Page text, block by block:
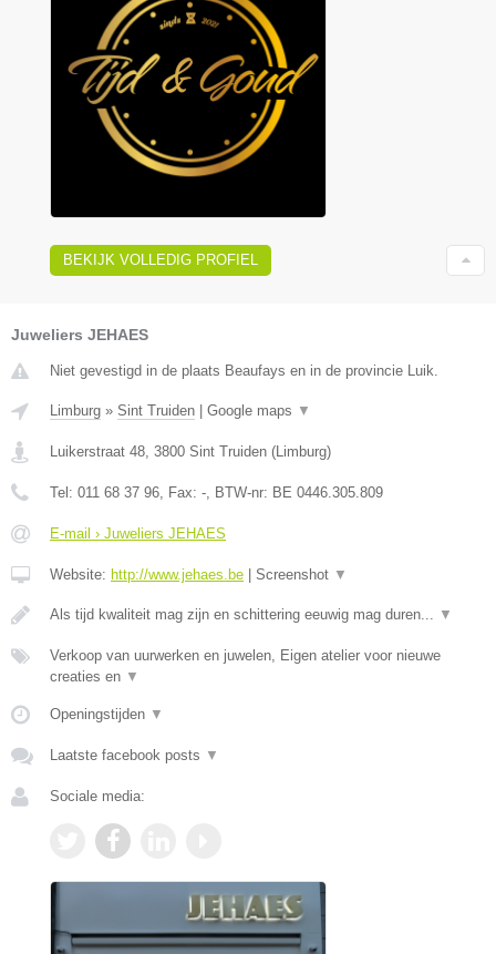
BEKIJK VOLLEDIG PROFIEL
Juweliers JEHAES
Niet gevestigd in de plaats Beaufays en in de provincie Luik.
Limburg » Sint Truiden | Google maps ▼
Luikerstraat 48 3800 Sint Truiden (Limburg)
Tel: 011 68 37 96 , Fax: - , BTW-nr: BE 0446.305.809
E-mail › Juweliers JEHAES
Website: http://www.jehaes.be | Screenshot ▼
Als tijd kwaliteit mag zijn en schittering eeuwig mag duren... ▼
Verkoop van uurwerken en juwelen, Eigen atelier voor nieuwe
creaties en ▼
Openingstijden ▼
Laatste facebook posts ▼
Sociale media: